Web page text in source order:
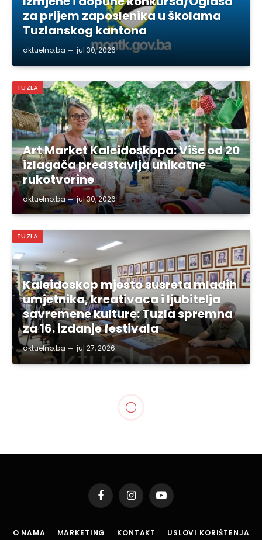
za prijem zaposlenika u školama
Tuzlanskog kantona
aktuelno.ba jul 30, 2026
TUZLA
Art Market Kaleidoskopa: Više od 20
izlagača predstavlja unikatne
rukotvorine
aktuelno.ba jul 30, 2026
TUZLA
Kaleidoskop mjesto susreta mladih
umjetnika, kreativaca i ljubitelja
savremene kulture: Tuzla spremna
za 16. izdanje festivala
aktuelno.ba jul 27, 2026
FacebookInstagramYouTube
O NAMA MARKETING KONTAKT USLOVI KORIŠTENJA